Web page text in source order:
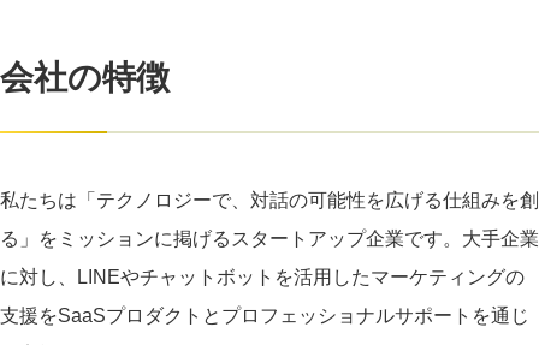
会社の特徴
私たちは「テクノロジーで、対話の可能性を広げる仕組みを創
る」をミッションに掲げるスタートアップ企業です。大手企業
に対し、LINEやチャットボットを活用したマーケティングの
支援をSaaSプロダクトとプロフェッショナルサポートを通じ